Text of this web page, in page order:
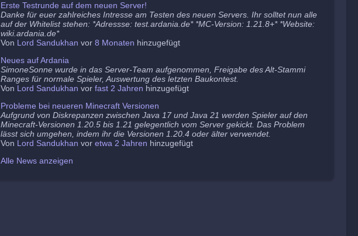
Erste Testrunde auf dem neuen Server!
Danke für euer zahlreiches Intresse am Testen des neuen Servers. Ihr solltet nun alle
auf der Whitelist stehen: *Adressse: test.ardania.de* *MC-Version: 1.21.8+* *Website:
wiki.ardania.de*
Von Lord Sandukhan vor 8 Monaten hinzugefügt
Neues auf Ardania
SimoneSonne wurde in das Server-Team aufgenommen, Freigabe des Alt-Stammi
Ranges für normale Spieler, Auswertung des letzten Baukontest.
Von Lord Sandukhan vor fast 2 Jahren hinzugefügt
Probleme bei neueren Minecraft Versionen
Aufgrund von Diskrepanzen zwischen Java 17 und Java 21 werden Spieler auf den
Minecraft-Versionen 1.20.5 bis 1.21 gelegentlich vom Server gekickt. Das Problem
lässt sich umgehen, indem ihr die Versionen 1.20.4 oder älter verwendet.
Von Lord Sandukhan vor etwa 2 Jahren hinzugefügt
Alle News anzeigen